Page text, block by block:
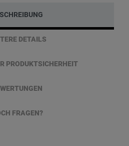
DETAILS
PRODUKTSICHERHEIT
FRAGEN?